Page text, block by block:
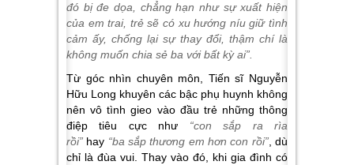
đó bị đe dọa, chẳng hạn như sự xuất hiện
của em trai, trẻ sẽ có xu hướng níu giữ tình
cảm ấy, chống lại sự thay đổi, thậm chí là
không muốn chia sẻ ba với bất kỳ ai”.
Từ góc nhìn chuyên môn, Tiến sĩ Nguyễn
Hữu Long khuyên các bậc phụ huynh không
nên vô tình gieo vào đầu trẻ những thông
điệp tiêu cực như “con sắp ra rìa
rồi” hay “ba sắp thương em hơn con rồi”, dù
chỉ là đùa vui. Thay vào đó, khi gia đình có